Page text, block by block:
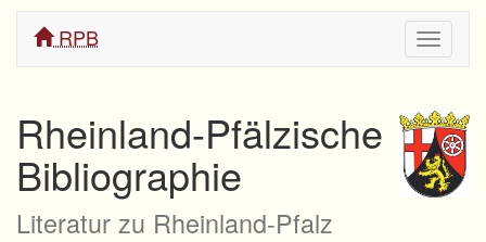
ein/
RPB
Rheinland-Pfälzische
Bibliographie
Literatur zu Rheinland-Pfalz